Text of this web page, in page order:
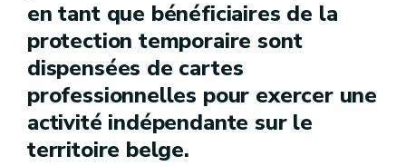
en tant que bénéficiaires de la
protection temporaire sont
dispensées de cartes
professionnelles pour exercer une
activité indépendante sur le
territoire belge.